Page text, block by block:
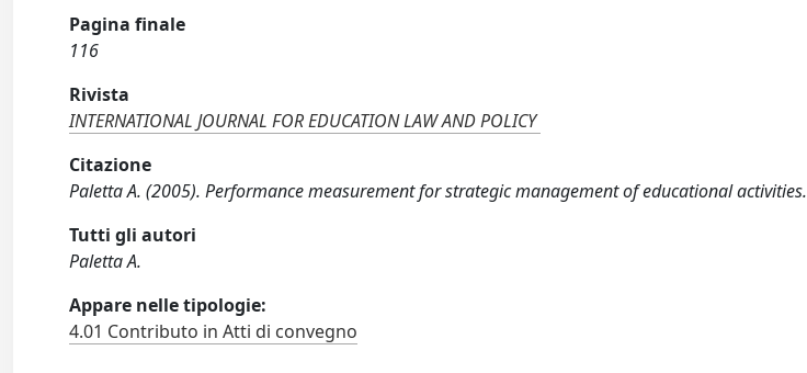
Pagina finale
116
Rivista
INTERNATIONAL JOURNAL FOR EDUCATION LAW AND POLICY
Citazione
Paletta A. (2005). Performance measurement for strategic management of educational activities.
Tutti gli autori
Paletta A.
Appare nelle tipologie:
4.01 Contributo in Atti di convegno